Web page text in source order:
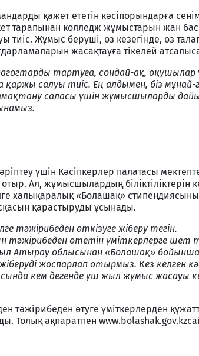
қажет ететін кәсіпорындарға
тарапынан колледж жұмыстарын жан
Жұмыс беруші, өз кезегінде, өз
жасақтауға тікелей
тартуға, сондай-ақ, оқушылар
салуы тиіс. Ең алдымен, біз мұнай-
саласы үшін жұмысшыларды
үшін Кәсіпкерлер палатасы
Ал, жұмысшылардың біліктіліктерін
халықаралық «Болашақ»
қарастыруды ұсынады.
тәжірибеден өткізуге жіберу тегін.
өтетін үміткерлерге шет
Атырау облысынан «Болашақ» бойынша
жоспарлап отырмыз. Кез келген
кем дегенде үш жыл жұмыс жасауы
тәжірибеден өтуге үміткерлерден
Толық ақпаратпен